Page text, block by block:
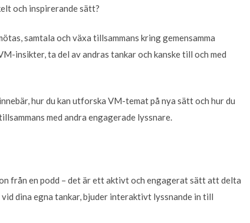
och inspirerande sätt?
samtala och växa tillsammans kring gemensamma
insikter, ta del av andras tankar och kanske till och med
hur du kan utforska VM-temat på nya sätt och hur du
med andra engagerade lyssnare.
från en podd – det är ett aktivt och engagerat sätt att delta
dina egna tankar, bjuder interaktivt lyssnande in till